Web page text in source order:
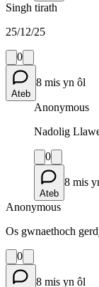
Singh tirath
25/12/25
0
Ateb
8 mis yn ôl
Anonymous
Nadolig
0
Ateb
8 mis
Anonymous
Os gwnaethoch
0
8 mis yn ôl